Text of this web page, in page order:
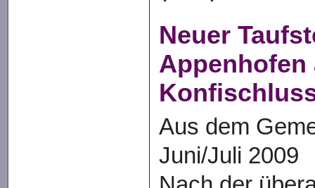
Neuer
Appenhofen
Aus dem
Juni/Juli 2009